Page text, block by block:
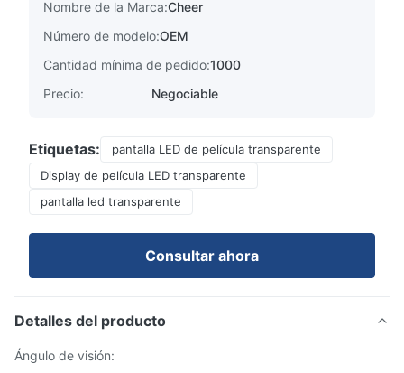
Nombre de la Marca:Cheer
Número de modelo:OEM
Cantidad mínima de pedido:1000
Precio:
Negociable
Etiquetas:
pantalla LED de película transparente
Display de película LED transparente
pantalla led transparente
Consultar ahora
Detalles del producto
Ángulo de visión: